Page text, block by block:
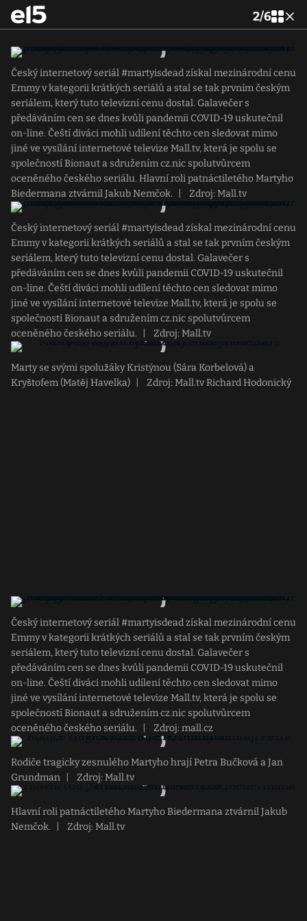
2/6
Český internetový seriál #martyisdead získal mezinárodní cenu
Emmy v kategorii krátkých seriálů a stal se tak prvním českým
seriálem, který tuto televizní cenu dostal. Galavečer s
předáváním cen se dnes kvůli pandemii COVID-19 uskutečnil
on-line. Čeští diváci mohli udílení těchto cen sledovat mimo
jiné ve vysílání internetové televize Mall.tv, která je spolu se
společností Bionaut a sdružením cz.nic spolutvůrcem
oceněného českého seriálu. Hlavní roli patnáctiletého Martyho
Biedermana ztvárnil Jakub Nemčok.
Zdroj: Mall.tv
Český internetový seriál #martyisdead získal mezinárodní cenu
Emmy v kategorii krátkých seriálů a stal se tak prvním českým
seriálem, který tuto televizní cenu dostal. Galavečer s
předáváním cen se dnes kvůli pandemii COVID-19 uskutečnil
on-line. Čeští diváci mohli udílení těchto cen sledovat mimo
jiné ve vysílání internetové televize Mall.tv, která je spolu se
společností Bionaut a sdružením cz.nic spolutvůrcem
oceněného českého seriálu.
Zdroj: Mall.tv
Marty se svými spolužáky Kristýnou (Sára Korbelová) a
Kryštofem (Matěj Havelka)
Zdroj: Mall.tv Richard Hodonický
Český internetový seriál #martyisdead získal mezinárodní cenu
Emmy v kategorii krátkých seriálů a stal se tak prvním českým
seriálem, který tuto televizní cenu dostal. Galavečer s
předáváním cen se dnes kvůli pandemii COVID-19 uskutečnil
on-line. Čeští diváci mohli udílení těchto cen sledovat mimo
jiné ve vysílání internetové televize Mall.tv, která je spolu se
společností Bionaut a sdružením cz.nic spolutvůrcem
oceněného českého seriálu.
Zdroj: mall.cz
Rodiče tragicky zesnulého Martyho hrají Petra Bučková a Jan
Grundman
Zdroj: Mall.tv
Hlavní roli patnáctiletého Martyho Biedermana ztvárnil Jakub
Nemčok.
Zdroj: Mall.tv